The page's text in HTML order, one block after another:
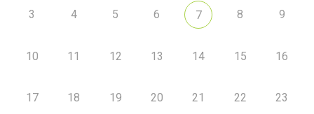
3 4 5 6 7 8 9
10 11 12 13 14 15 16
17 18 19 20 21 22 23